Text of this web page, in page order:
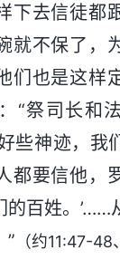
下去信徒都
就不保了，
们也是这样
“祭司长和
些神迹，我
都要信他，
的百姓。’……
” （约11:47-48